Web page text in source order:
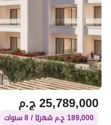
ج.م25,789,000
189,000 ج.م شهريًا / 8 سنوات